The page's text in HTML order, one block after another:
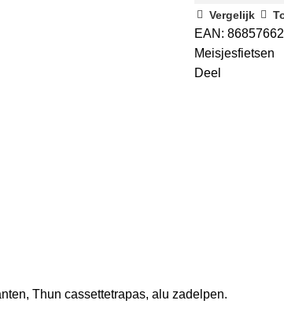
purper
21
sp
aantal
Vergelijk
EAN:
Meisjesfietsen
Deel
Thun cassettetrapas, alu zadelpen.